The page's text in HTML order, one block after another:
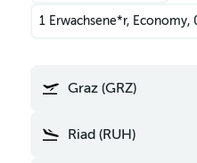
1 Erwachsene*r, Economy,
Graz (GRZ)
Riad (RUH)